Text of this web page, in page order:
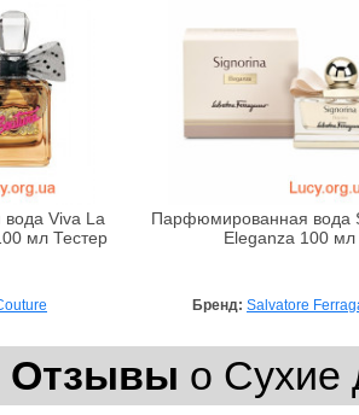
Viva La
мл Тестер
Парфюмированная вода
Eleganza 100 мл
Бренд: Salvatore
Отзывы о Сухие